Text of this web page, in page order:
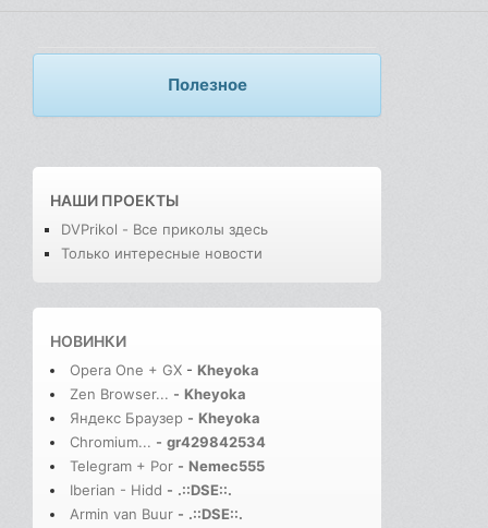
Полезное
НАШИ ПРОЕКТЫ
DVPrikol - Все приколы здесь
Только интересные новости
НОВИНКИ
Opera One + GX - Kheyoka
Zen Browser... - Kheyoka
Яндекс Браузер - Kheyoka
Chromium... - gr429842534
Telegram + Por - Nemec555
Iberian - Hidd - .::DSE::.
Armin van Buur - .::DSE::.